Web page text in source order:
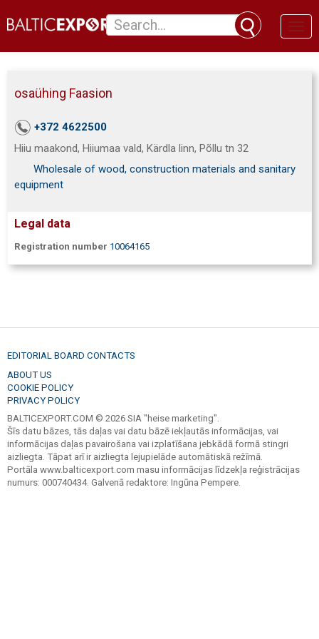
osaühing Faasion
+372 4622500
Hiiu maakond, Hiiumaa vald, Kärdla linn, Põllu tn 32
Wholesale of wood, construction materials and sanitary
equipment
Legal data
Registration number 10064165
EDITORIAL BOARD CONTACTS
ABOUT US
COOKIE POLICY
PRIVACY POLICY
BALTICEXPORT.COM © 2026 SIA "heise marketing".
Šīs datu bāzes, tās daļas vai datu bāzē iekļautās informācijas, vai
informācijas daļas pavairošana vai izplatīšana jebkādā formā stingri
aizliegta. Tāpat arī ir aizliegta lejupielāde automātiskā režīmā.
Portāla www.balticexport.com masu informācijas līdzekļa reģistrācijas
numurs: 000740434. Galvenā redaktore: Ingūna Pempere.